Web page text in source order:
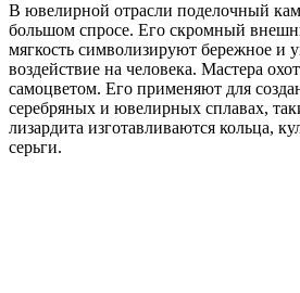
В ювелирной отрасли поделочный
большом спросе. Его скромный
мягкость символизируют бережное и
воздействие на человека. Мастера
самоцветом. Его применяют для
серебряных и ювелирных сплавах,
лизардита изготавливаются кольца,
серьги.